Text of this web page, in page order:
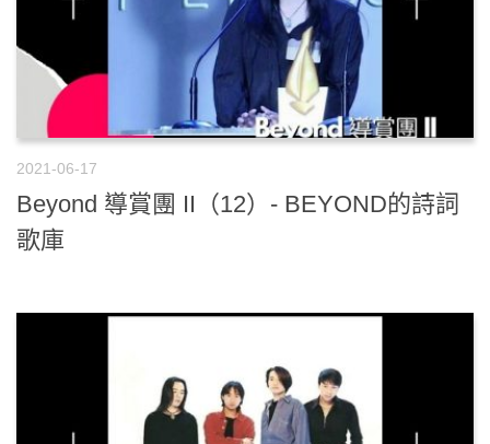
2021-06-17
Beyond 導賞團 II（12）- BEYOND的詩詞
歌庫